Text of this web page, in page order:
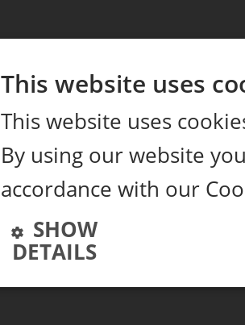
This website uses
This website uses
By using our website
accordance with our
SHOW
DETAILS